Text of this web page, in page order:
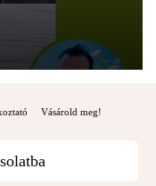
Vásárold meg!